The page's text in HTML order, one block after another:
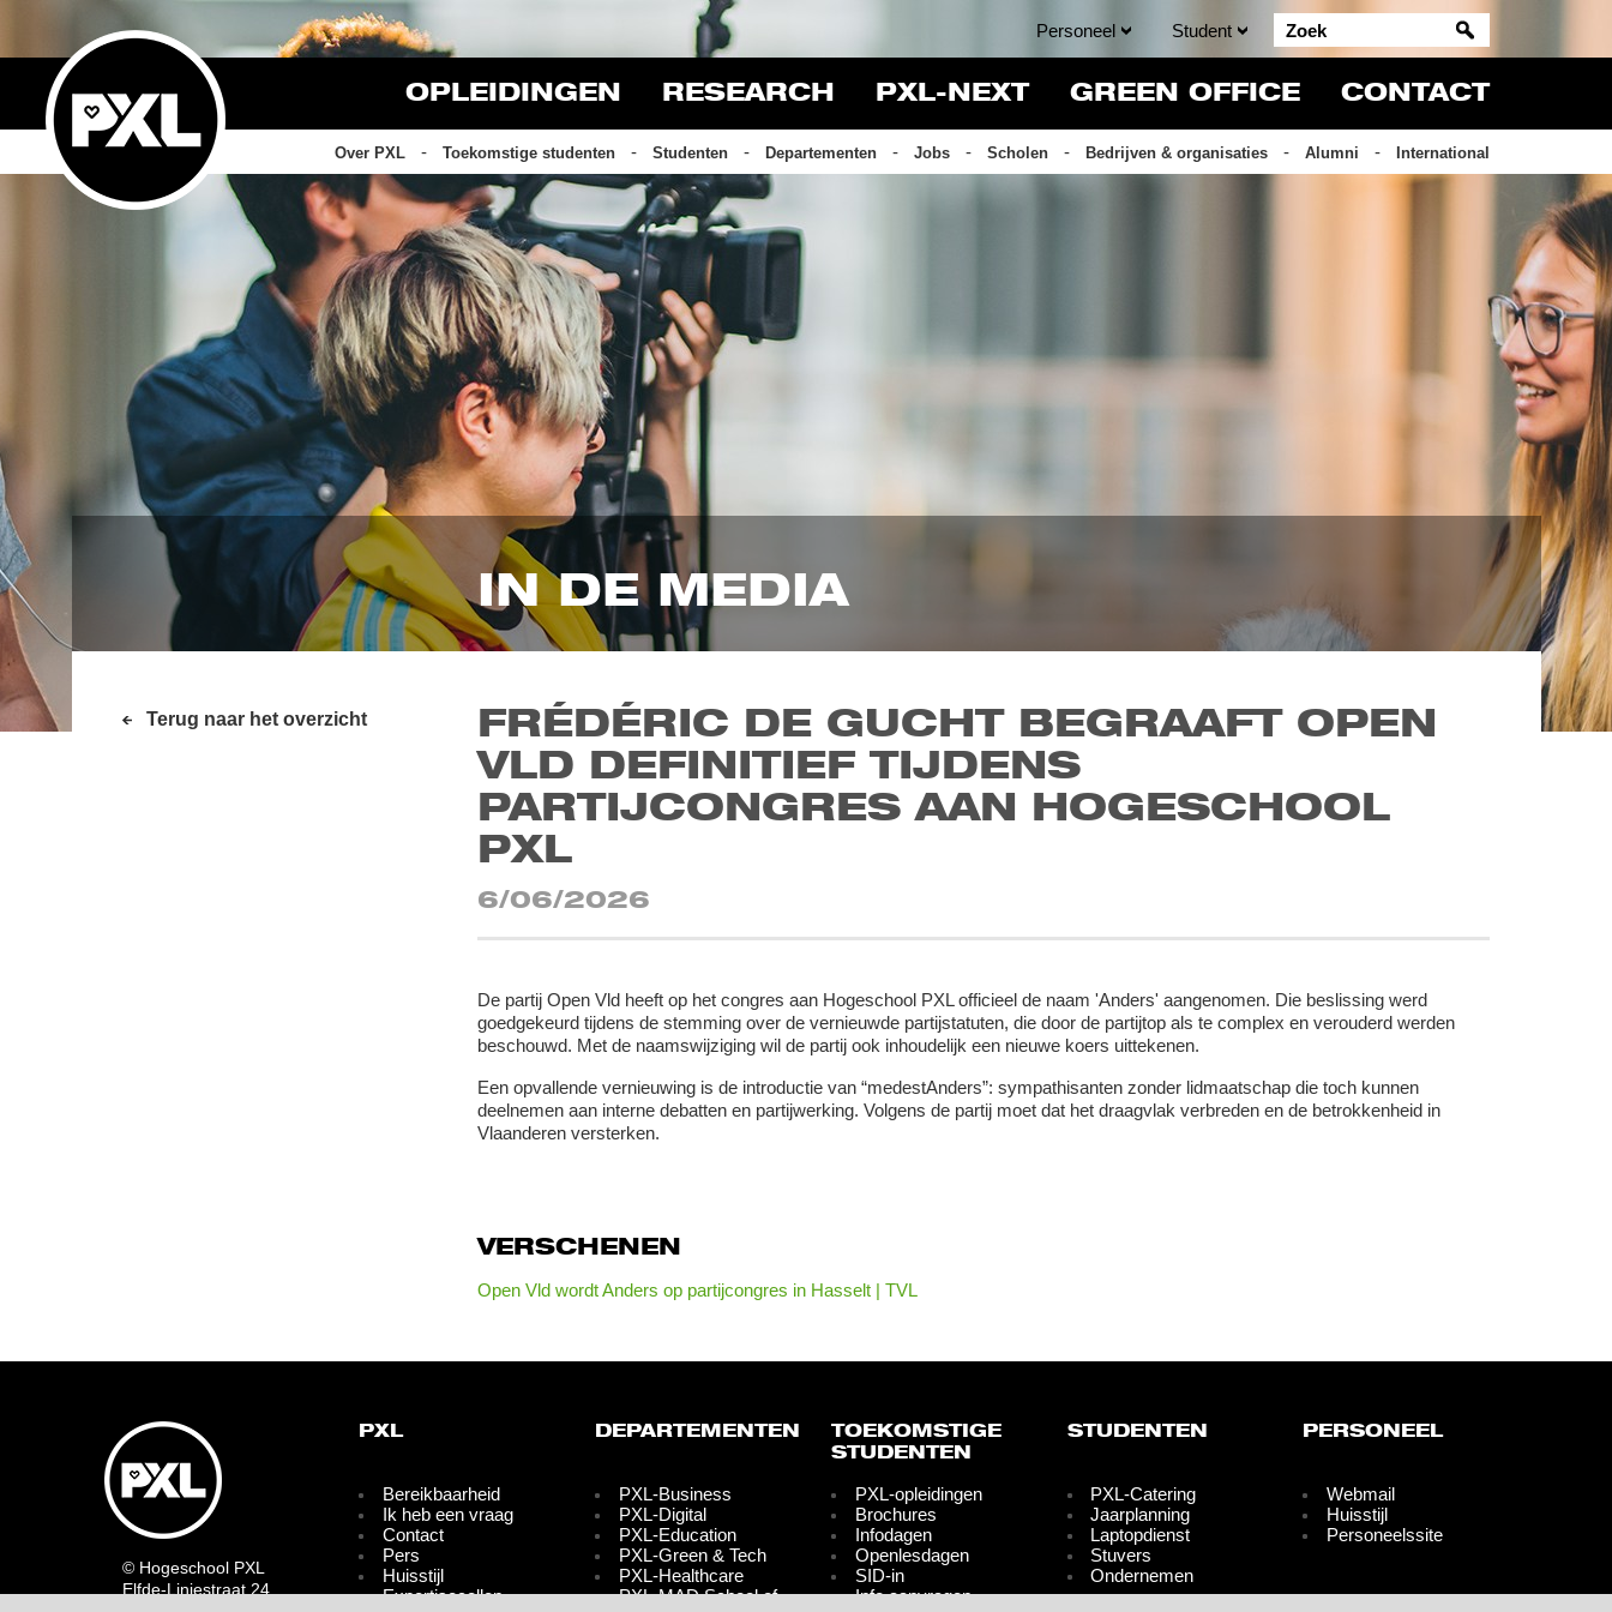
Personeel Student
OPLEIDINGEN RESEARCH PXL-NEXT GREEN OFFICE CONTACT
Over PXL Toekomstige studenten Studenten Departementen Jobs Scholen Bedrijven & organisaties Alumni International
IN DE MEDIA
Terug naar het overzicht
FRÉDÉRIC DE GUCHT BEGRAAFT OPEN
VLD DEFINITIEF TIJDENS
PARTIJCONGRES AAN HOGESCHOOL
PXL
6/06/2026
De partij Open Vld heeft op het congres aan Hogeschool PXL officieel de naam 'Anders' aangenomen. Die beslissing werd
goedgekeurd tijdens de stemming over de vernieuwde partijstatuten, die door de partijtop als te complex en verouderd werden
beschouwd. Met de naamswijziging wil de partij ook inhoudelijk een nieuwe koers uittekenen.
Een opvallende vernieuwing is de introductie van “medestAnders”: sympathisanten zonder lidmaatschap die toch kunnen
deelnemen aan interne debatten en partijwerking. Volgens de partij moet dat het draagvlak verbreden en de betrokkenheid in
Vlaanderen versterken.
VERSCHENEN
Open Vld wordt Anders op partijcongres in Hasselt | TVL
© Hogeschool PXL
Elfde-Liniestraat 24
PXL
Bereikbaarheid
Ik heb een vraag
Contact
Pers
Huisstijl
Expertisecellen
DEPARTEMENTEN
PXL-Business
PXL-Digital
PXL-Education
PXL-Green & Tech
PXL-Healthcare
PXL-MAD School of
TOEKOMSTIGE
STUDENTEN
PXL-opleidingen
Brochures
Infodagen
Openlesdagen
SID-in
Info aanvragen
STUDENTEN
PXL-Catering
Jaarplanning
Laptopdienst
Stuvers
Ondernemen
PERSONEEL
Webmail
Huisstijl
Personeelssite